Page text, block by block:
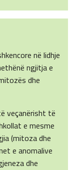
në lidhje
ngjitja e
dhe
veçanërisht të
e mesme
(mitoza dhe
e anomalive
dhe